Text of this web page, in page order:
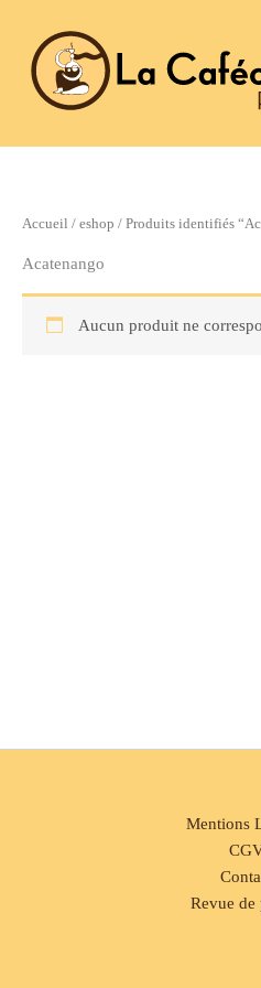
contenu
Accueil / eshop / Produits identifiés
Acatenango
Aucun produit ne
Mentions
Revue de